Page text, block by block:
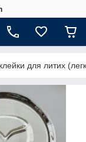
для литих